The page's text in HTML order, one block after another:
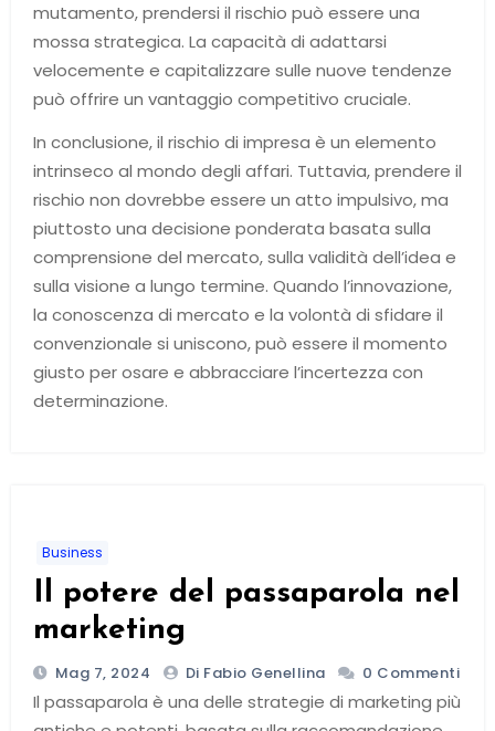
mutamento, prendersi il rischio può essere una
mossa strategica. La capacità di adattarsi
velocemente e capitalizzare sulle nuove tendenze
può offrire un vantaggio competitivo cruciale.
In conclusione, il rischio di impresa è un elemento
intrinseco al mondo degli affari. Tuttavia, prendere il
rischio non dovrebbe essere un atto impulsivo, ma
piuttosto una decisione ponderata basata sulla
comprensione del mercato, sulla validità dell’idea e
sulla visione a lungo termine. Quando l’innovazione,
la conoscenza di mercato e la volontà di sfidare il
convenzionale si uniscono, può essere il momento
giusto per osare e abbracciare l’incertezza con
determinazione.
Business
Il potere del passaparola nel
marketing
Mag 7, 2024 Di Fabio Genellina 0 Commenti
Il passaparola è una delle strategie di marketing più